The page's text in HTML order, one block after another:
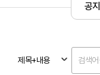
공지
제목+내용